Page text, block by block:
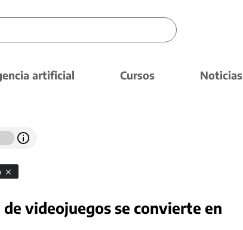
artificial Cursos Noticias
videojuegos se convierte en